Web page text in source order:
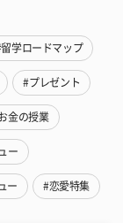
学ロードマップ
#プレゼント
金の授業
ー
ー #恋愛特集